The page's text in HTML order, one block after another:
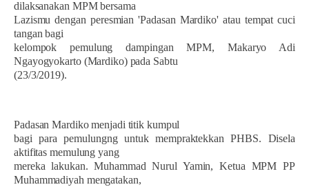
dilaksanakan MPM bersama
Lazismu dengan peresmian 'Padasan Mardiko' atau tempat cuci
tangan bagi
kelompok pemulung dampingan MPM, Makaryo Adi
Ngayogyokarto (Mardiko) pada Sabtu
(23/3/2019).
Padasan Mardiko menjadi titik kumpul
bagi para pemulungng untuk mempraktekkan PHBS. Disela
aktifitas memulung yang
mereka lakukan. Muhammad Nurul Yamin, Ketua MPM PP
Muhammadiyah mengatakan,